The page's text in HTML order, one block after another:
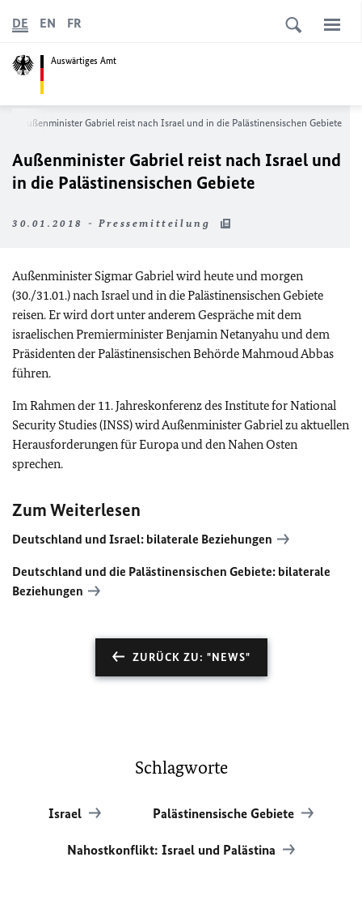
Auswärtiges Amt
DE EN FR
Außenminister Gabriel reist nach Israel und in die Palästinensischen Gebiete
Außenminister Gabriel reist nach Israel und
in die Palästinensischen Gebiete
30.01.2018 - Pressemitteilung
Außenminister Sigmar Gabriel wird heute und morgen
(30./31.01.) nach Israel und in die Palästinensischen Gebiete
reisen. Er wird dort unter anderem Gespräche mit dem
israelischen Premierminister Benjamin Netanyahu und dem
Präsidenten der Palästinensischen Behörde Mahmoud Abbas
führen.
Im Rahmen der 11. Jahreskonferenz desInstitute for National
Security Studies (INSS)wird Außenminister Gabriel zu aktuellen
Herausforderungen für Europa und den Nahen Osten
sprechen.
Zum Weiterlesen
Deutschland und Israel: bilaterale Beziehungen
Deutschland und die Palästinensischen Gebiete: bilaterale
Beziehungen
ZURÜCK ZU: "NEWS"
Schlagworte
Israel Palästinensische Gebiete
Nahostkonflikt: Israel und Palästina